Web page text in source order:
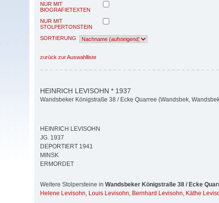
NUR MIT
BIOGRAFIETEXTEN
NUR MIT
STOLPERTONSTEIN
SORTIERUNG
zurück zur Auswahlliste
HEINRICH LEVISOHN * 1937
Wandsbeker Königstraße 38 / Ecke Quarree (Wandsbek,
HEINRICH LEVISOHN
JG. 1937
DEPORTIERT 1941
MINSK
ERMORDET
Weitere Stolpersteine in Wandsbeker Königstraße 38 / Ecke
Helene Levisohn, Louis Levisohn, Bernhard Levisohn, Käthe